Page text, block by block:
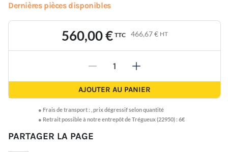
Dernières pièces disponibles
560,00 € TTC 466,67 € HT
- +
AJOUTER AU PANIER
● Frais de transport : prix dégressif selon quantité
● Retrait possible à notre entrepôt de Trégueux (22950) : 6€
PARTAGER LA PAGE